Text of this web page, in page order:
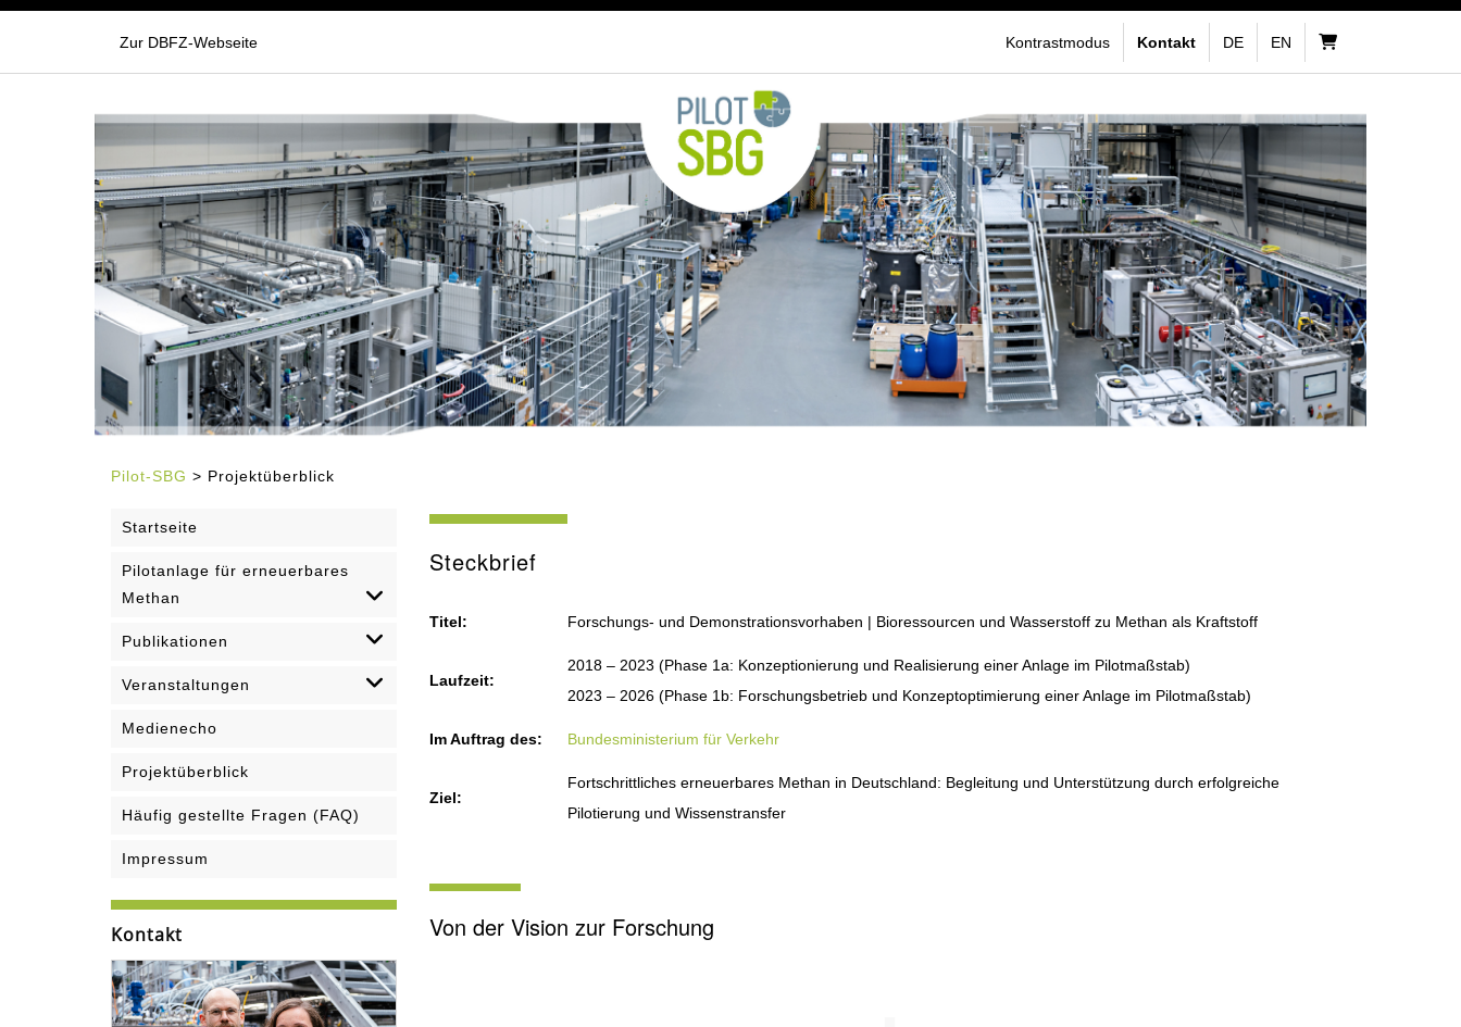
Zur DBFZ-Webseite Kontrastmodus Kontakt DE EN
Pilot-SBG > Projektüberblick
Steckbrief
Titel: Forschungs- und Demonstrationsvorhaben | Bioressourcen und Wasserstoff zu Methan als Kraftstoff
Laufzeit:
2018 – 2023 (Phase 1a: Konzeptionierung und Realisierung einer Anlage im Pilotmaßstab)
2023 – 2026 (Phase 1b: Forschungsbetrieb und Konzeptoptimierung einer Anlage im Pilotmaßstab)
Im Auftrag des: Bundesministerium für Verkehr
Ziel:
Fortschrittliches erneuerbares Methan in Deutschland: Begleitung und Unterstützung durch erfolgreiche
Pilotierung und Wissenstransfer
Von der Vision zur Forschung
Startseite
Pilotanlage für erneuerbares
Methan
Publikationen
Veranstaltungen
Medienecho
Projektüberblick
Häufig gestellte Fragen (FAQ)
Impressum
Kontakt